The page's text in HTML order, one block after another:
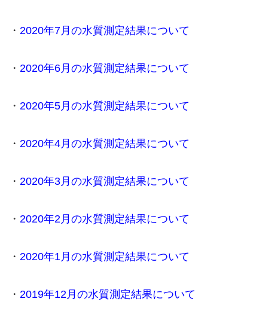
・ 2020年7月の水質測定結果について
・ 2020年6月の水質測定結果について
・ 2020年5月の水質測定結果について
・ 2020年4月の水質測定結果について
・ 2020年3月の水質測定結果について
・ 2020年2月の水質測定結果について
・ 2020年1月の水質測定結果について
・ 2019年12月の水質測定結果について